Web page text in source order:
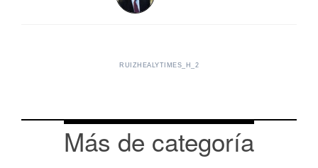
RUIZHEALYTIMES_H_2
Más de categoría